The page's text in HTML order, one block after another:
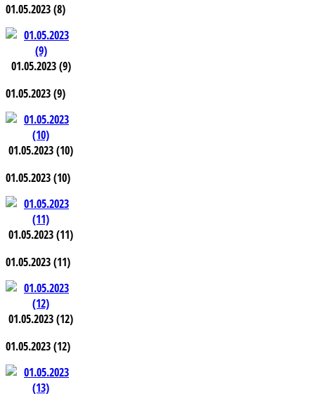
01.05.2023 (8)
01.05.2023 (9)
01.05.2023 (9)
01.05.2023 (10)
01.05.2023 (10)
01.05.2023 (11)
01.05.2023 (11)
01.05.2023 (12)
01.05.2023 (12)